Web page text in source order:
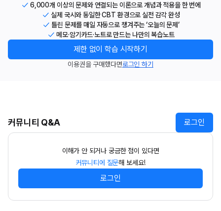
6,000개 이상의 문제와 연결되는 이론으로 개념과 적용을 한 번에
실제 국시와 동일한 CBT 환경으로 실전 감각 완성
틀린 문제를 매일 자동으로 챙겨주는 ‘오늘의 문제’
메모·암기카드·노트로 만드는 나만의 복습노트
제한 없이 학습 시작하기
이용권을 구매했다면로그인 하기
커뮤니티 Q&A 로그인
이해가 안 되거나 궁금한 점이 있다면
커뮤니티에 질문해 보세요!
로그인